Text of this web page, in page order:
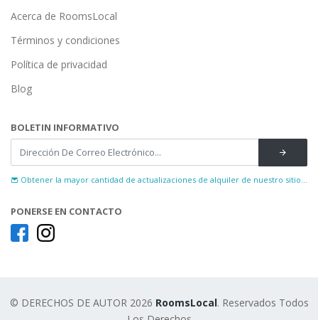
Acerca de RoomsLocal
Términos y condiciones
Política de privacidad
Blog
BOLETIN INFORMATIVO
Obtener la mayor cantidad de actualizaciones de alquiler de nuestro sitio...
PONERSE EN CONTACTO
© DERECHOS DE AUTOR 2026 RoomsLocal. Reservados Todos